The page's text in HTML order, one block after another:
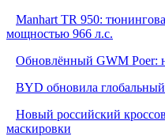
Manhart TR 950:
мощностью 966 л.с.
Обновлённый GWM Poer:
BYD обновила
Новый российский
маскировки